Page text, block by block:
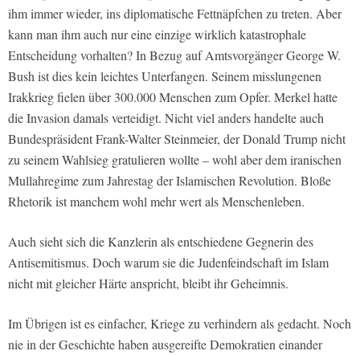
ihm immer wieder, ins diplomatische Fettnäpfchen zu treten. Aber
kann man ihm auch nur eine einzige wirklich katastrophale
Entscheidung vorhalten? In Bezug auf Amtsvorgänger George W.
Bush ist dies kein leichtes Unterfangen. Seinem misslungenen
Irakkrieg fielen über 300.000 Menschen zum Opfer. Merkel hatte
die Invasion damals verteidigt. Nicht viel anders handelte auch
Bundespräsident Frank-Walter Steinmeier, der Donald Trump nicht
zu seinem Wahlsieg gratulieren wollte – wohl aber dem iranischen
Mullahregime zum Jahrestag der Islamischen Revolution. Bloße
Rhetorik ist manchem wohl mehr wert als Menschenleben.
Auch sieht sich die Kanzlerin als entschiedene Gegnerin des
Antisemitismus. Doch warum sie die Judenfeindschaft im Islam
nicht mit gleicher Härte anspricht, bleibt ihr Geheimnis.
Im Übrigen ist es einfacher, Kriege zu verhindern als gedacht. Noch
nie in der Geschichte haben ausgereifte Demokratien einander